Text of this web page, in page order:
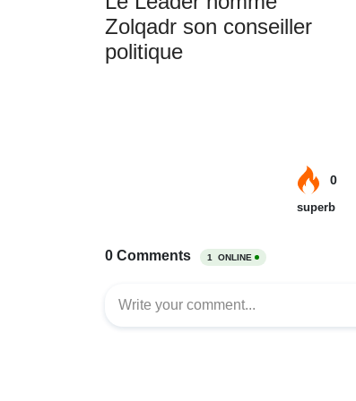
Zolqadr son conseiller
politique